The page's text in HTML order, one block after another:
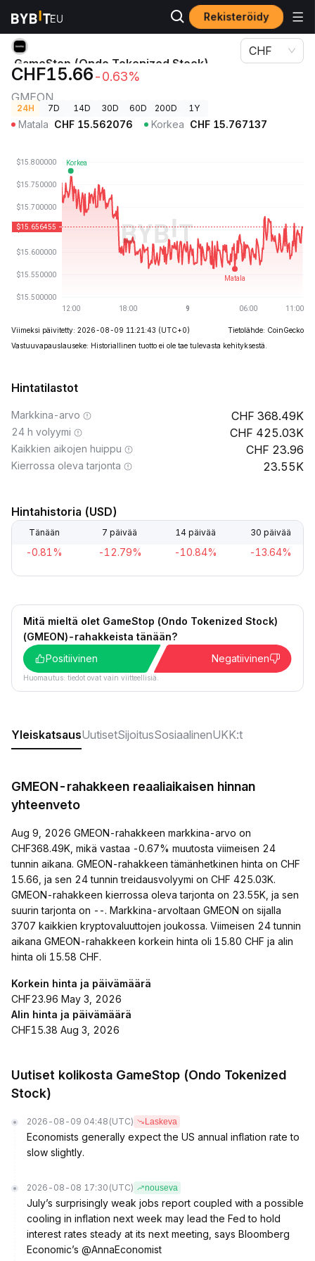
Rekisteröidy
Kryptohinnat GameStop (Ondo Tokenized Stock)-hinta GMEON
GameStop (Ondo Tokenized Stock)-
hinta
GMEON
CHF15.66-0.63%
CHF
24H 7D 14D 30D 60D 200D 1Y
Matala CHF 15.562076 Korkea CHF 15.767137
Viimeksi päivitetty: 2026-08-09 11:21:43 (UTC+0)
Tietolähde: CoinGecko
Vastuuvapauslauseke: Historiallinen tuotto ei ole tae tulevasta kehityksestä.
Hintatilastot
Markkina-arvo 368.49K
24 h volyymi 425.03K
Kaikkien aikojen huippu 23.96
Kierrossa oleva tarjonta 23.55K
Hintahistoria (USD)
Tänään 7 päivää 14 päivää 30 päivää
-0.81% -12.79% -10.84% -13.64%
Mitä mieltä olet GameStop (Ondo Tokenized Stock)
(GMEON)-rahakkeista tänään?
Positiivinen
Negatiivinen
Huomautus: tiedot ovat vain viitteellisiä.
YleiskatsausUutisetSijoitusSosiaalinenUKK:t
GMEON-rahakkeen reaaliaikaisen hinnan
yhteenveto
Aug 9, 2026 GMEON-rahakkeen markkina-arvo on
CHF368.49K, mikä vastaa -0.67% muutosta viimeisen 24
tunnin aikana. GMEON-rahakkeen tämänhetkinen hinta on CHF
15.66, ja sen 24 tunnin treidausvolyymi on CHF 425.03K.
GMEON-rahakkeen kierrossa oleva tarjonta on 23.55K, ja sen
suurin tarjonta on --. Markkina-arvoltaan GMEON on sijalla
3707 kaikkien kryptovaluuttojen joukossa. Viimeisen 24 tunnin
aikana GMEON-rahakkeen korkein hinta oli 15.80 CHF ja alin
hinta oli 15.58 CHF.
Korkein hinta ja päivämäärä
CHF23.96 May 3, 2026
Alin hinta ja päivämäärä
CHF15.38 Aug 3, 2026
Uutiset kolikosta GameStop (Ondo Tokenized
Stock)
2026-08-09 04:48 (UTC) Laskeva
Economists generally expect the US annual inflation rate to
slow slightly.
2026-08-08 17:30 (UTC) nouseva
July’s surprisingly weak jobs report coupled with a possible
cooling in inflation next week may lead the Fed to hold
interest rates steady at its next meeting, says Bloomberg
Economic’s @AnnaEconomist